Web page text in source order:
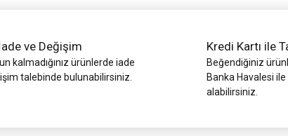
ve Değişim
kalmadığınız ürünlerde iade
talebinde bulunabilirsiniz.
Kredi Kartı ile
Beğendiğiniz
Banka Havalesi
alabilirsiniz.